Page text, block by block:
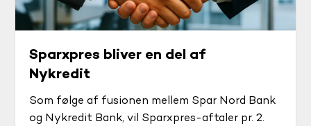
Sparxpres bliver en del af
Nykredit
Som følge af fusionen mellem Spar Nord Bank
og Nykredit Bank, vil Sparxpres-aftaler pr. 2.